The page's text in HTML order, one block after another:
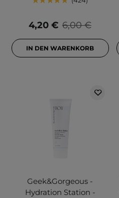
6,00 €
4,20 €
IN DEN WARENKORB
Geek&Gorgeous -
Hydration Station -